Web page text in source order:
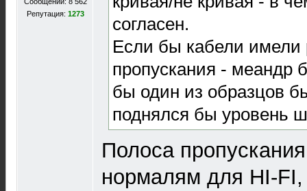
Репутация: 1273
согласен.
Если бы кабели имели
пропускания -
бы один из образцов
поднялся бы уровень
Полоса
нормалям для HI-FI,